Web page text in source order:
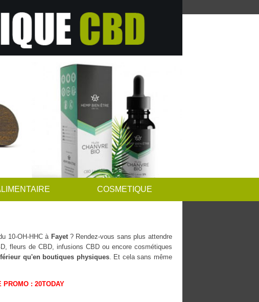
COSMETIQUE
10-OH-HHC à Fayet? Rendez-vous sans plus attendre
fleurs de CBD, infusions CBD ou encore cosmétiques
qu'en boutiques physiques. Et cela sans même
PROMO : 20TODAY